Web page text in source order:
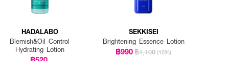
HADALABO
Blemish&Oil Control
Hydrating Lotion
SEKKISEI
Brightening Essence Lotion
฿990฿1,100 (10%)